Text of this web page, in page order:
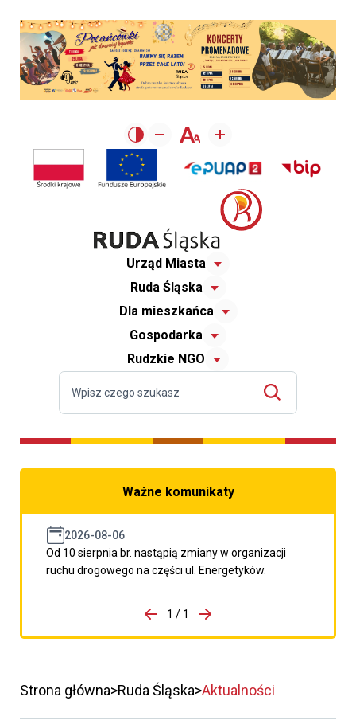
Urząd Miasta
Ruda Śląska
Dla mieszkańca
Gospodarka
Rudzkie NGO
Ważne komunikaty
2026-08-06
Od 10 sierpnia br. nastąpią zmiany w organizacji
ruchu drogowego na części ul. Energetyków.
porzpedniego komunikatu
1 / 1
Przejdź do następnego
Strona główna Ruda Śląska Aktualności